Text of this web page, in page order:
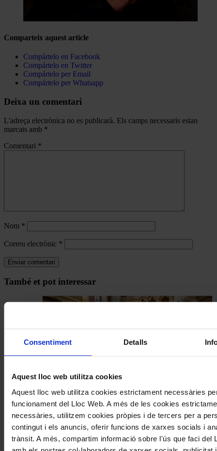
Consentiment Detalls
Aquest lloc web utilitza cookies
Aquest lloc web utilitza cookies estrictament necessàries
funcionament del Lloc Web. A més de les cookies
necessàries, utilitzem cookies pròpies i de tercers per a
contingut i els anuncis, oferir funcions de xarxes socials i
trànsit. A més, compartim informació sobre l'ús que faci del
Comparteix aquest article
Compártelo en Facebook
Compártelo en Twitter
Compártelo per Email
Compártelo per Whatsapp
Deixa un comentari
L'adreça electrònica no es publicarà. Els camps necessaris estan
marcats amb *
Comentari *
Nom *
Correu electrònic *
Navegar
les
de
Actualitat
També et pot interessar
Temporades i festivals
El Sant Pau Festival presenta una
segona edició formada per sis
concerts al Palau de la Música i el